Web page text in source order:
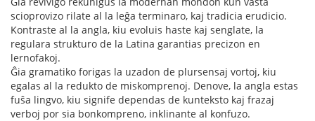
scioprovizo rilate al la leĝa terminaro, kaj tradicia erudicio.
Kontraste al la angla, kiu evoluis haste kaj senglate, la
regulara strukturo de la Latina garantias precizon en
lernofakoj.
Ĝia gramatiko forigas la uzadon de plursensaj vortoj, kiu
egalas al la redukto de miskomprenoj. Denove, la angla estas
fuŝa lingvo, kiu signife dependas de kunteksto kaj frazaj
verboj por sia bonkompreno, inklinante al konfuzo.